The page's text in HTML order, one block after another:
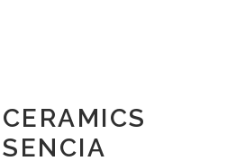
CERAMICS